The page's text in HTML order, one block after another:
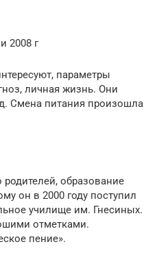
2008 г
параметры
личная жизнь. Они
Смена питания произошла
образование
он в 2000 году поступил
училище им. Гнесиных.
отметками.
пение».